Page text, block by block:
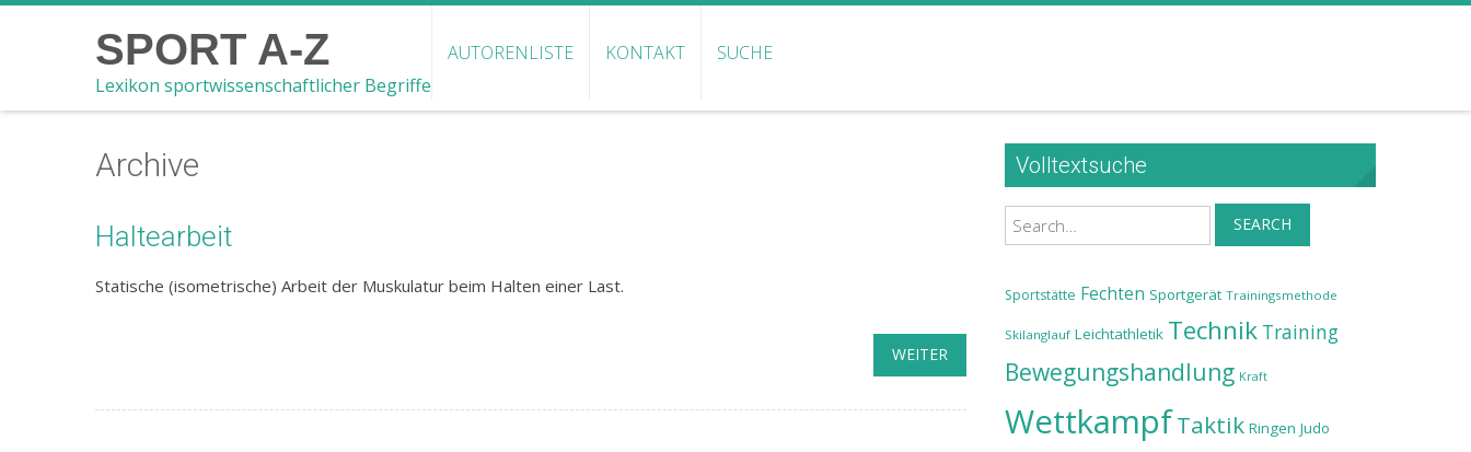
SPORT A-Z
Lexikon sportwissenschaftlicher Begriffe
AUTORENLISTE KONTAKT SUCHE
Archive
Haltearbeit
Statische (isometrische) Arbeit der Muskulatur beim Halten einer Last.
WEITER
Volltextsuche
Search SEARCH
Sportstätte Fechten Sportgerät Trainingsmethode
Skilanglauf Leichtathletik Technik Training
Bewegungshandlung Kraft
WettkampfTaktik Ringen Judo